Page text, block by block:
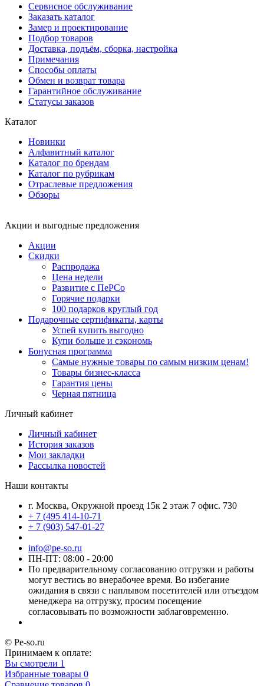
Сервисное обслуживание
Заказать каталог
Замер и проектирование
Подбор товаров
Доставка, подъём, сборка, настройка
Примечания
Способы оплаты
Обмен и возврат товара
Гарантийное обслуживание
Статусы заказов
Каталог
Новинки
Алфавитный каталог
Каталог по брендам
Каталог по рубрикам
Отраслевые предложения
Обзоры
Акции и выгодные предложения
Акции
Скидки
Распродажа
Цена недели
Развитие с ПеРСо
Горячие подарки
100 подарков круглый год
Подарочные сертификаты, карты
Успей купить выгодно
Купи больше и сэкономь
Бонусная программа
Самые нужные товары по самым низким ценам!
Товары бизнес-класса
Гарантия цены
Черная пятница
Личный кабинет
Личный кабинет
История заказов
Мои закладки
Рассылка новостей
Наши контакты
г. Москва, Окружной проезд 15к 2 этаж 7 офис. 730
+ 7 (495 414-10-71
+ 7 (903) 547-01-27
info@pe-so.ru
ПН-ПТ: 08:00 - 20:00
По предварительному согласованию отгрузки и работы
могут вестись во внерабочее время. Во избегание
ожидания в связи с наплывом посетителей или отъездом
менеджера на отгрузку, просим посещение
согласовывать по возможности заблаговременно.
© Pe-so.ru
Принимаем к оплате:
Вы смотрели 1
Избранные товары 0